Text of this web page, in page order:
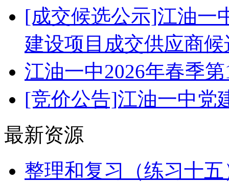
[成交候选公示]江油一
建设项目成交供应商
江油一中2026年春季
[竞价公告]江油一中党
最新资源
整理和复习（练习十五